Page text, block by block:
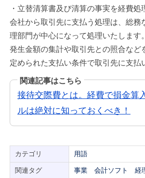
・立替清算書及び清算の事実を経費処
会社から取引先に支払う処理は、総務
理部門が中心になって処理いたします
発生金額の集計や取引先との照合など
定められた支払い条件で取引先に支払
関連記事はこちら
接待交際費とは。経費で損金算
ルは絶対に知っておくべき！
カテゴリ 用語
関連タグ 事業 会計ソフト 経